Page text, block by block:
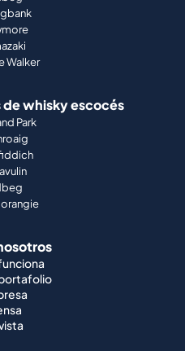
Walker
de whisky escocés
Park